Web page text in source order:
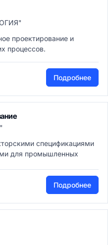
проектирование и
процессов.
Подробнее
спецификациями
для промышленных
Подробнее